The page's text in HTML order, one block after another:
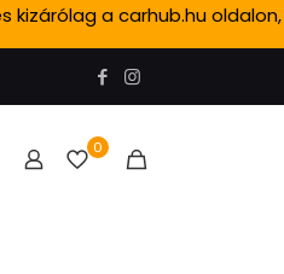
kizárólag a carhub.hu oldalon,
0